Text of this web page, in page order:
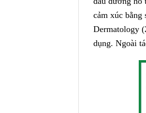
cảm xúc bằng
Dermatology
dụng. Ngoài